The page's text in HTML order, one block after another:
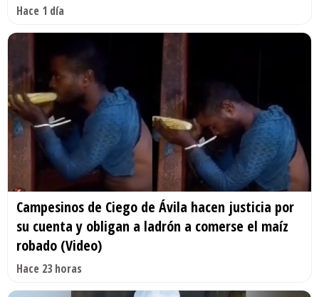
Hace 1 día
Campesinos de Ciego de Ávila hacen justicia por
su cuenta y obligan a ladrón a comerse el maíz
robado (Video)
Hace 23 horas